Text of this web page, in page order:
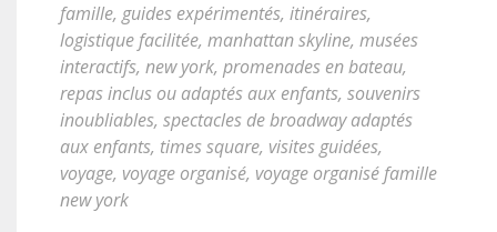
famille, guides expérimentés, itinéraires,
logistique facilitée, manhattan skyline, musées
interactifs, new york, promenades en bateau,
repas inclus ou adaptés aux enfants, souvenirs
inoubliables, spectacles de broadway adaptés
aux enfants, times square, visites guidées,
voyage, voyage organisé, voyage organisé famille
new york